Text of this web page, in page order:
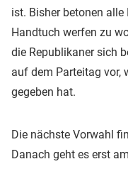
ist. Bisher betonen alle
Handtuch werfen zu
die Republikaner sich
auf dem Parteitag vor,
gegeben hat.
Die nächste Vorwahl
Danach geht es erst